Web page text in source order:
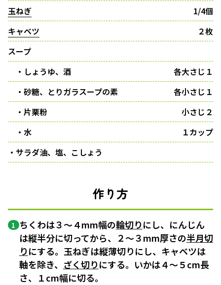
玉ねぎ
1/4個
キャベツ
２枚
スープ
・しょうゆ、酒
各大さじ１
・砂糖、とりガラスープの素
各小さじ１
・片栗粉
小さじ２
・水
１カップ
・サラダ油、塩、こしょう
作り方
1 ちくわは３〜４mm幅の輪切りにし、にんじん
は縦半分に切ってから、２〜３mm厚さの半月切
りにする。玉ねぎは縦薄切りにし、キャベツは
軸を除き、 ざく切りにする。いかは４〜５cm長
さ、１cm幅に切る。